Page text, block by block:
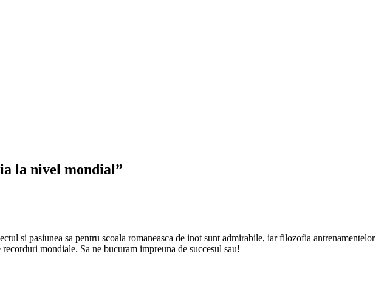
la nivel mondial”
si pasiunea sa pentru scoala romaneasca de inot sunt admirabile, iar filozofia antrenamentelor
mondiale. Sa ne bucuram impreuna de succesul sau!